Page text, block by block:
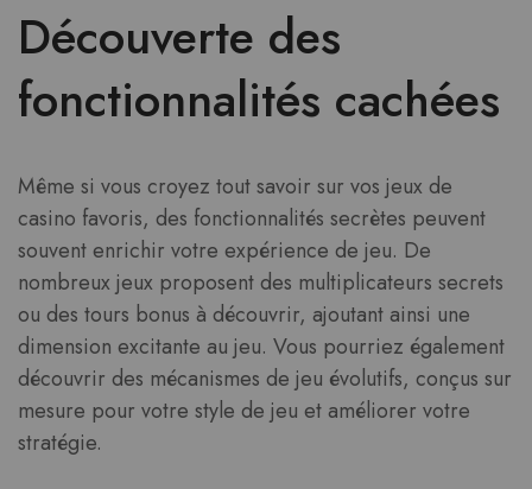
Découverte des
fonctionnalités cachées
Même si vous croyez tout savoir sur vos jeux de
casino favoris, des fonctionnalités secrètes peuvent
souvent enrichir votre expérience de jeu. De
nombreux jeux proposent des multiplicateurs secrets
ou des tours bonus à découvrir, ajoutant ainsi une
dimension excitante au jeu. Vous pourriez également
découvrir des mécanismes de jeu évolutifs, conçus sur
mesure pour votre style de jeu et améliorer votre
stratégie.